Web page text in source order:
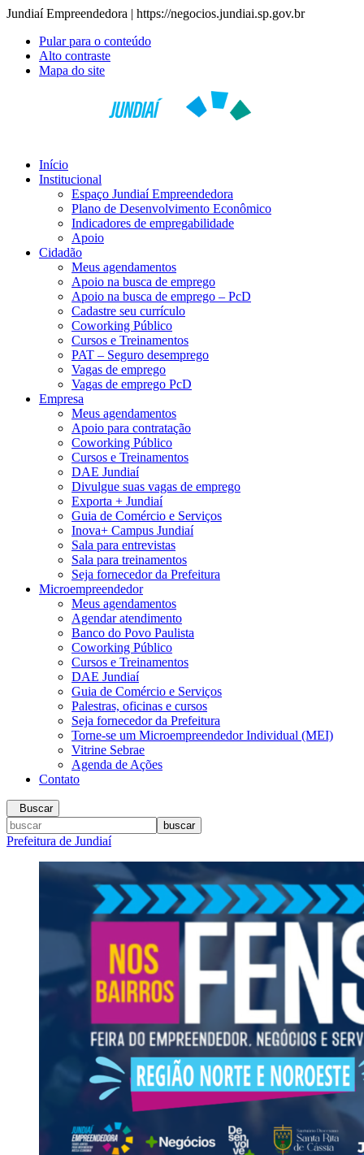
Jundiaí Empreendedora | https://negocios.jundiai.sp.gov.br
Pular para o conteúdo
Alto contraste
Mapa do site
Início
Institucional
Espaço Jundiaí Empreendedora
Plano de Desenvolvimento Econômico
Indicadores de empregabilidade
Apoio
Cidadão
Meus agendamentos
Apoio na busca de emprego
Apoio na busca de emprego – PcD
Cadastre seu currículo
Coworking Público
Cursos e Treinamentos
PAT – Seguro desemprego
Vagas de emprego
Vagas de emprego PcD
Empresa
Meus agendamentos
Apoio para contratação
Coworking Público
Cursos e Treinamentos
DAE Jundiaí
Divulgue suas vagas de emprego
Exporta + Jundiaí
Guia de Comércio e Serviços
Inova+ Campus Jundiaí
Sala para entrevistas
Sala para treinamentos
Seja fornecedor da Prefeitura
Microempreendedor
Meus agendamentos
Agendar atendimento
Banco do Povo Paulista
Coworking Público
Cursos e Treinamentos
DAE Jundiaí
Guia de Comércio e Serviços
Palestras, oficinas e cursos
Seja fornecedor da Prefeitura
Torne-se um Microempreendedor Individual (MEI)
Vitrine Sebrae
Agenda de Ações
Contato
Buscar
Prefeitura de Jundiaí